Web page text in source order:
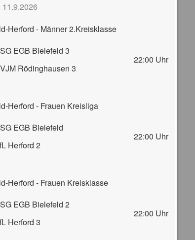
11.9.2026
Herford - Männer 2.Kreisklasse
EGB Bielefeld 3
Rödinghausen 3
22:00 Uhr
Herford - Frauen Kreisliga
EGB Bielefeld
Herford 2
22:00 Uhr
Herford - Frauen Kreisklasse
EGB Bielefeld 2
Herford 3
22:00 Uhr